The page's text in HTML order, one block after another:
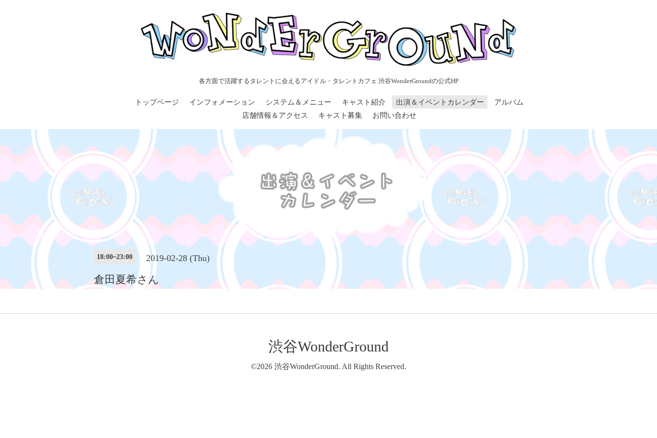
各方面で活躍するタレントに会えるアイドル・タレントカフェ 渋谷WonderGroundの公式HP
トップページ インフォメーション システム＆メニュー キャスト紹介 出演＆イベントカレンダー
アルバム
店舗情報＆アクセス
キャスト募集 お問い合わせ
18:00~23:00 2019-02-28 (Thu)
倉田夏希さん
渋谷WonderGround
©2026 渋谷WonderGround. All Rights Reserved.